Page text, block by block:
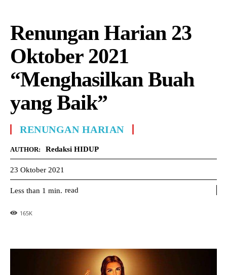
Renungan Harian 23
Oktober 2021
“Menghasilkan Buah
yang Baik”
RENUNGAN HARIAN
AUTHOR: Redaksi HIDUP
23 Oktober 2021
Less than 1 min. read
165K